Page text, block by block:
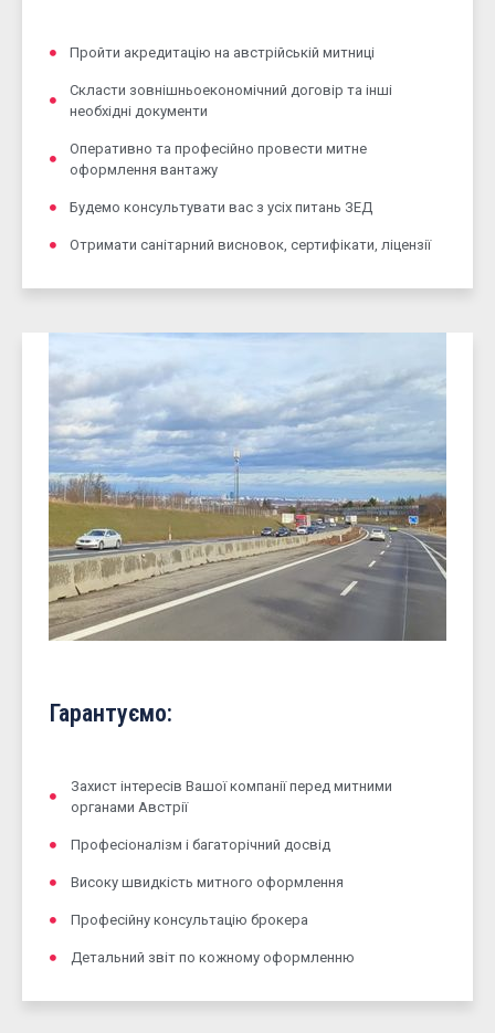
Пройти акредитацію на австрійській митниці
Скласти зовнішньоекономічний договір та інші
необхідні документи
Оперативно та професійно провести митне
оформлення вантажу
Будемо консультувати вас з усіх питань ЗЕД
Отримати санітарний висновок, сертифікати, ліцензії
Гарантуємо:
Захист інтересів Вашої компанії перед митними
органами Австрії
Професіоналізм і багаторічний досвід
Високу швидкість митного оформлення
Професійну консультацію брокера
Детальний звіт по кожному оформленню